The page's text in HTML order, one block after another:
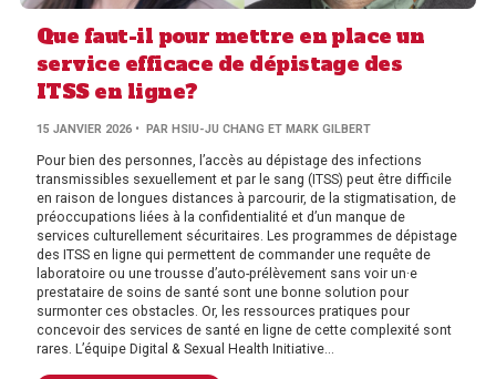
Que faut-il pour mettre en place un
service efficace de dépistage des
ITSS en ligne?
15 JANVIER 2026 • PAR HSIU-JU CHANG ET MARK GILBERT
Pour bien des personnes, l’accès au dépistage des infections
transmissibles sexuellement et par le sang (ITSS) peut être difficile
en raison de longues distances à parcourir, de la stigmatisation, de
préoccupations liées à la confidentialité et d’un manque de
services culturellement sécuritaires. Les programmes de dépistage
des ITSS en ligne qui permettent de commander une requête de
laboratoire ou une trousse d’auto-prélèvement sans voir un·e
prestataire de soins de santé sont une bonne solution pour
surmonter ces obstacles. Or, les ressources pratiques pour
concevoir des services de santé en ligne de cette complexité sont
rares. L’équipe Digital & Sexual Health Initiative...